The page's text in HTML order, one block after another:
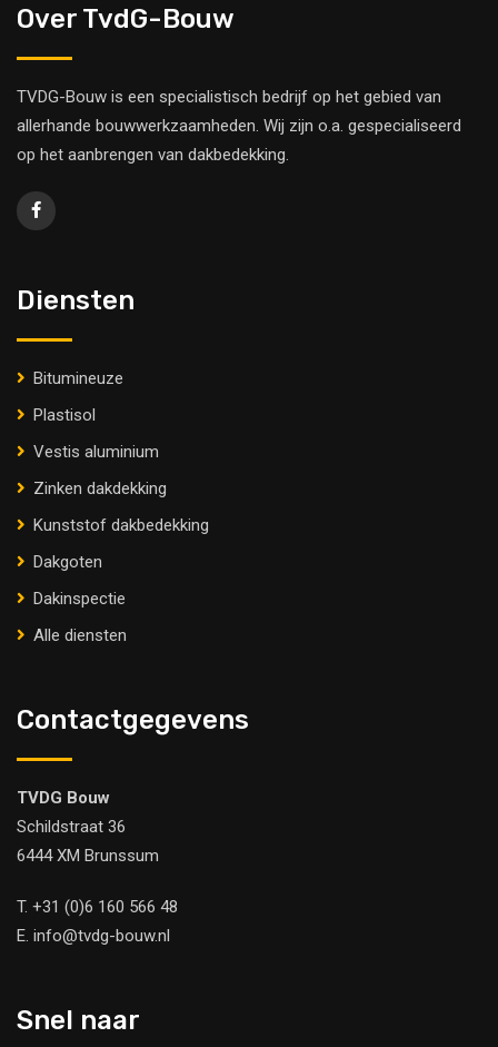
Over TvdG-Bouw
TVDG-Bouw is een specialistisch bedrijf op het gebied van
allerhande bouwwerkzaamheden. Wij zijn o.a. gespecialiseerd
op het aanbrengen van dakbedekking.
Diensten
Bitumineuze
Plastisol
Vestis aluminium
Zinken dakdekking
Kunststof dakbedekking
Dakgoten
Dakinspectie
Alle diensten
Contactgegevens
TVDG Bouw
Schildstraat 36
6444 XM Brunssum
T. +31 (0)6 160 566 48
E. info@tvdg-bouw.nl
Snel naar